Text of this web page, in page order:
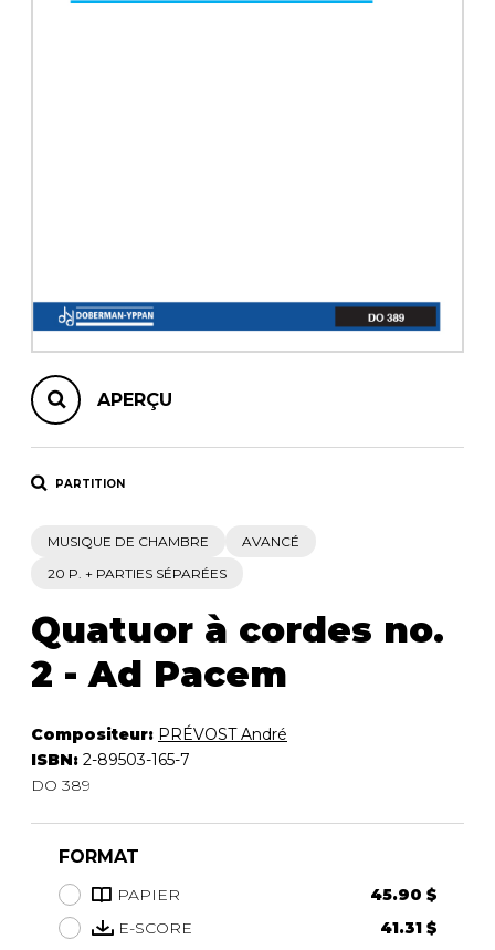
APERÇU
PARTITION
MUSIQUE DE CHAMBRE
AVANCÉ
20 P. + PARTIES SÉPARÉES
Quatuor à cordes no.
2 - Ad Pacem
Compositeur: PRÉVOST André
ISBN: 2-89503-165-7
DO 389
FORMAT
PAPIER
45.90 $
E-SCORE
41.31 $